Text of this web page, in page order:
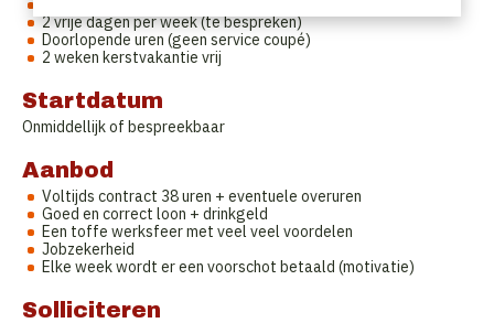
2 vrije dagen per week (te bespreken)
Doorlopende uren (geen service coupé)
2 weken kerstvakantie vrij
Startdatum
Onmiddellijk of bespreekbaar
Aanbod
Voltijds contract 38 uren + eventuele overuren
Goed en correct loon + drinkgeld
Een toffe werksfeer met veel veel voordelen
Jobzekerheid
Elke week wordt er een voorschot betaald (motivatie)
Solliciteren